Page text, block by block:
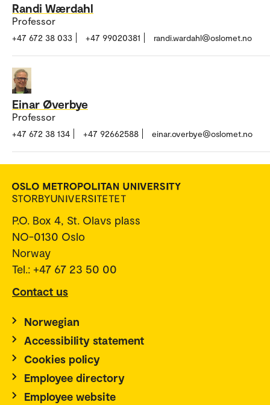
Randi Wærdahl
Professor
+47 672 38 033 +47 99020381 randi.wardahl@oslomet.no
Einar Øverbye
Professor
+47 672 38 134 +47 92662588 einar.overbye@oslomet.no
P.O. Box 4, St. Olavs plass
NO-0130 Oslo
Norway
Tel.: +47 67 23 50 00
Contact us
Norwegian
Accessibility statement
Cookies policy
Employee directory
Employee website